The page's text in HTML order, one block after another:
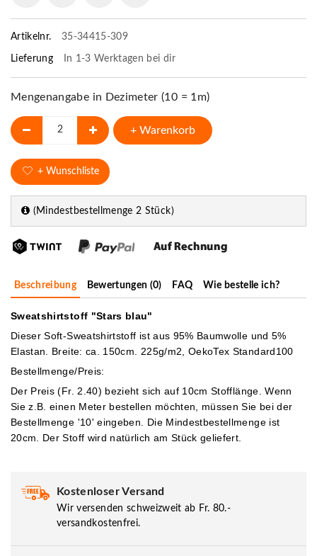
Artikelnr. 35-34415-309
Lieferung In 1-3 Werktagen bei dir
Mengenangabe in Dezimeter (10 = 1m)
+ Warenkorb
+ Wunschliste
(Mindestbestellmenge 2 Stück)
Beschreibung Bewertungen (0) FAQ Wie bestelle ich?
Sweatshirtstoff "Stars blau"
Dieser Soft-Sweatshirtstoff ist aus 95% Baumwolle und 5%
Elastan. Breite: ca. 150cm. 225g/m2, OekoTex Standard100
Bestellmenge/Preis:
Der Preis (Fr. 2.40) bezieht sich auf 10cm Stofflänge. Wenn
Sie z.B. einen Meter bestellen möchten, müssen Sie bei der
Bestellmenge '10' eingeben. Die Mindestbestellmenge ist
20cm. Der Stoff wird natürlich am Stück geliefert.
Kostenloser Versand
Wir versenden schweizweit ab Fr. 80.-
versandkostenfrei.